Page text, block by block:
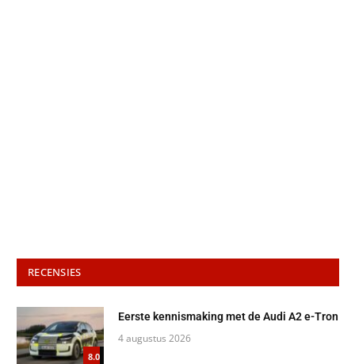
RECENSIES
8.0
Eerste kennismaking met de Audi A2 e-Tron
4 augustus 2026